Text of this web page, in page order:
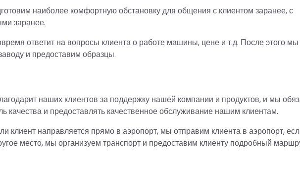
наиболее комфортную обстановку для общения с клиентом заранее, с
заранее.
ответит на вопросы клиента о работе машины, цене и т.д. После этого мы
и предоставим образцы.
наших клиентов за поддержку нашей компании и продуктов, и мы
качества и предоставлять качественное обслуживание нашим клиентам.
клиент направляется прямо в аэропорт, мы отправим клиента в аэропорт,
место, мы организуем транспорт и предоставим клиенту подробный